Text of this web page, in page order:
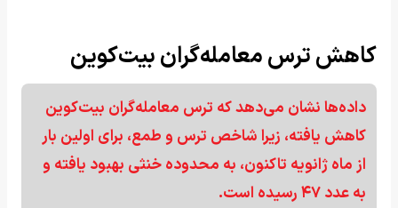
کاهش ترس معامله‌گران بیت‌کوین
داده‌ها نشان می‌دهد که ترس معامله‌گران بیت‌کوین
کاهش یافته، زیرا شاخص ترس و طمع، برای اولین بار
از ماه ژانویه تاکنون، به محدوده خنثی بهبود یافته و
به عدد ۴۷ رسیده است.